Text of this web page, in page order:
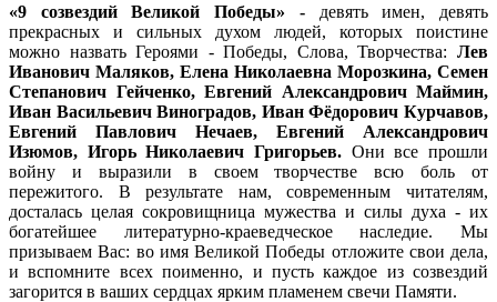
«9 созвездий Великой Победы» - девять имен, девять
прекрасных и сильных духом людей, которых поистине
можно назвать Героями - Победы, Слова, Творчества: Лев
Иванович Маляков, Елена Николаевна Морозкина, Семен
Степанович Гейченко, Евгений Александрович Маймин,
Иван Васильевич Виноградов, Иван Фёдорович Курчавов,
Евгений Павлович Нечаев, Евгений Александрович
Изюмов, Игорь Николаевич Григорьев. Они все прошли
войну и выразили в своем творчестве всю боль от
пережитого. В результате нам, современным читателям,
досталась целая сокровищница мужества и силы духа - их
богатейшее литературно-краеведческое наследие. Мы
призываем Вас: во имя Великой Победы отложите свои дела,
и вспомните всех поименно, и пусть каждое из созвездий
загорится в ваших сердцах ярким пламенем свечи Памяти.